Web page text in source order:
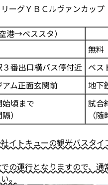
ーグＹＢＣルヴァンカッ
港→ベススタ）
無料
番出口横バス停付近 ベス
ム正面玄関前
地下
始頃まで
）
試合
（随
イトキューの観光バスタ
の運行となりますので、
。